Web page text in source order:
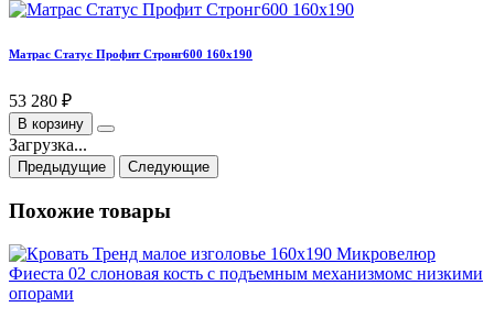
Матрас Статус Профит Стронг600 160х190
53 280 ₽
В корзину
Загрузка...
Предыдущие Следующие
Похожие товары